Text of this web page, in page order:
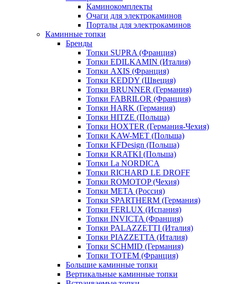
Каминокомплекты
Очаги для электрокаминов
Порталы для электрокаминов
Каминные топки
Бренды
Топки SUPRA (Франция)
Топки EDILKAMIN (Италия)
Топки AXIS (Франция)
Топки KEDDY (Швеция)
Топки BRUNNER (Германия)
Топки FABRILOR (Франция)
Топки HARK (Германия)
Топки HITZE (Польша)
Топки HOXTER (Германия-Чехия)
Топки KAW-MET (Польша)
Топки KFDesign (Польша)
Топки KRATKI (Польша)
Топки La NORDICA
Топки RICHARD LE DROFF
Топки ROMOTOP (Чехия)
Топки МЕТА (Россия)
Топки SPARTHERM (Германия)
Топки FERLUX (Испания)
Топки INVICTA (Франция)
Топки PALAZZETTI (Италия)
Топки PIAZZETTA (Италия)
Топки SCHMID (Германия)
Топки TOTEM (Франция)
Большие каминные топки
Вертикальные каминные топки